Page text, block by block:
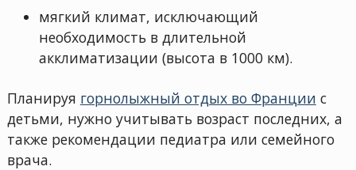
мягкий климат, исключающий
необходимость в длительной
акклиматизации (высота в 1000 км).
Планируя горнолыжный отдых во Франции с
детьми, нужно учитывать возраст последних, а
также рекомендации педиатра или семейного
врача.